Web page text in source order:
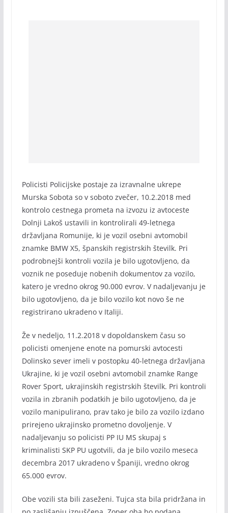
Policisti Policijske postaje za izravnalne ukrepe
Murska Sobota so v soboto zvečer, 10.2.2018 med
kontrolo cestnega prometa na izvozu iz avtoceste
Dolnji Lakoš ustavili in kontrolirali 49-letnega
državljana Romunije, ki je vozil osebni avtomobil
znamke BMW X5, španskih registrskih številk. Pri
podrobnejši kontroli vozila je bilo ugotovljeno, da
voznik ne poseduje nobenih dokumentov za vozilo,
katero je vredno okrog 90.000 evrov. V nadaljevanju je
bilo ugotovljeno, da je bilo vozilo kot novo še ne
registrirano ukradeno v Italiji.
Že v nedeljo, 11.2.2018 v dopoldanskem času so
policisti omenjene enote na pomurski avtocesti
Dolinsko sever imeli v postopku 40-letnega državljana
Ukrajine, ki je vozil osebni avtomobil znamke Range
Rover Sport, ukrajinskih registrskih številk. Pri kontroli
vozila in zbranih podatkih je bilo ugotovljeno, da je
vozilo manipulirano, prav tako je bilo za vozilo izdano
prirejeno ukrajinsko prometno dovoljenje. V
nadaljevanju so policisti PP IU MS skupaj s
kriminalisti SKP PU ugotvili, da je bilo vozilo meseca
decembra 2017 ukradeno v Španiji, vredno okrog
65.000 evrov.
Obe vozili sta bili zaseženi. Tujca sta bila pridržana in